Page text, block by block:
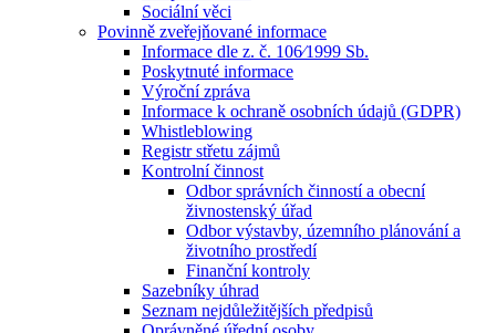
Sociální věci
Povinně zveřejňované informace
Informace dle z. č. 106⁄1999 Sb.
Poskytnuté informace
Výroční zpráva
Informace k ochraně osobních údajů (GDPR)
Whistleblowing
Registr střetu zájmů
Kontrolní činnost
Odbor správních činností a obecní
živnostenský úřad
Odbor výstavby, územního plánování a
životního prostředí
Finanční kontroly
Sazebníky úhrad
Seznam nejdůležitějších předpisů